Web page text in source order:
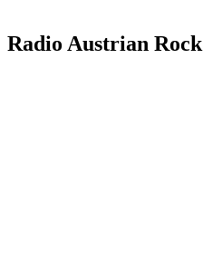
Radio Austrian Rock